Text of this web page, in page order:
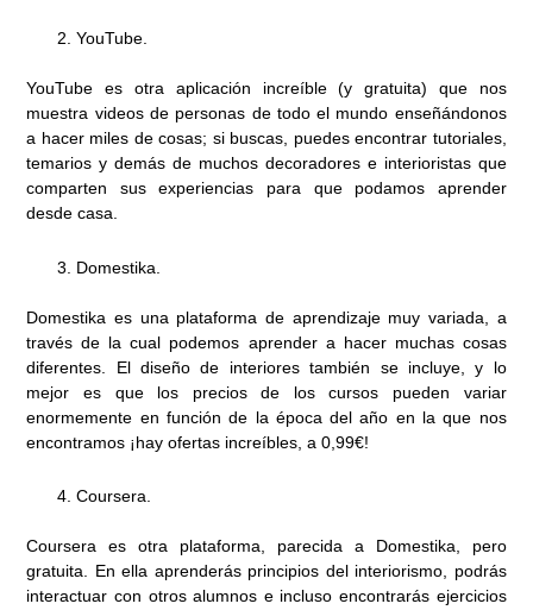
YouTube.
YouTube es otra aplicación increíble (y gratuita) que nos
muestra videos de personas de todo el mundo enseñándonos
a hacer miles de cosas; si buscas, puedes encontrar tutoriales,
temarios y demás de muchos decoradores e interioristas que
comparten sus experiencias para que podamos aprender
desde casa.
Domestika.
Domestika es una plataforma de aprendizaje muy variada, a
través de la cual podemos aprender a hacer muchas cosas
diferentes. El diseño de interiores también se incluye, y lo
mejor es que los precios de los cursos pueden variar
enormemente en función de la época del año en la que nos
encontramos ¡hay ofertas increíbles, a 0,99€!
Coursera.
Coursera es otra plataforma, parecida a Domestika, pero
gratuita. En ella aprenderás principios del interiorismo, podrás
interactuar con otros alumnos e incluso encontrarás ejercicios